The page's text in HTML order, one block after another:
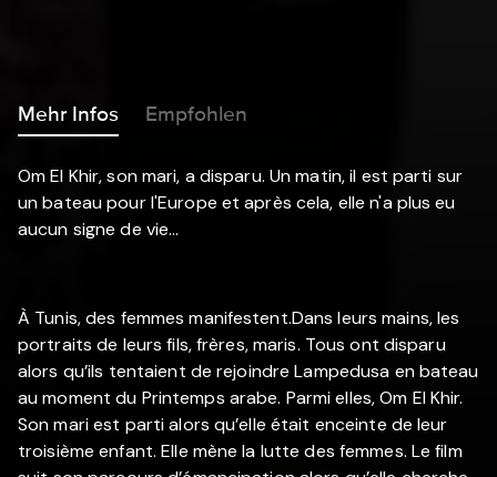
Mehr Infos Empfohlen
Om El Khir, son mari, a disparu. Un matin, il est parti sur
un bateau pour l'Europe et après cela, elle n'a plus eu
aucun signe de vie...
À Tunis, des femmes manifestent.Dans leurs mains, les
portraits de leurs fils, frères, maris. Tous ont disparu
alors qu’ils tentaient de rejoindre Lampedusa en bateau
au moment du Printemps arabe. Parmi elles, Om El Khir.
Son mari est parti alors qu’elle était enceinte de leur
troisième enfant. Elle mène la lutte des femmes. Le film